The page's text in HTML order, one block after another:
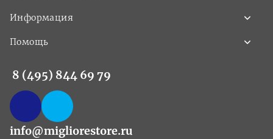
Информация
Помощь
8 (495) 844 69 79
info@migliorestore.ru